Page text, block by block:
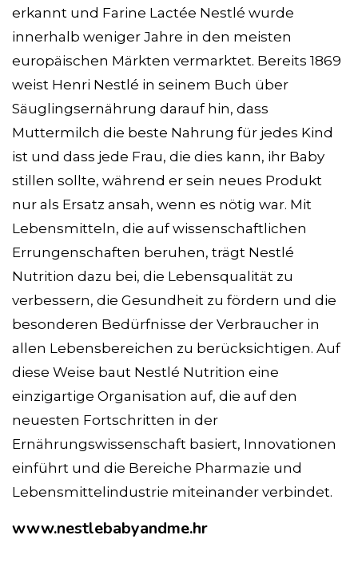
erkannt und Farine Lactée Nestlé wurde
innerhalb weniger Jahre in den meisten
europäischen Märkten vermarktet. Bereits 1869
weist Henri Nestlé in seinem Buch über
Säuglingsernährung darauf hin, dass
Muttermilch die beste Nahrung für jedes Kind
ist und dass jede Frau, die dies kann, ihr Baby
stillen sollte, während er sein neues Produkt
nur als Ersatz ansah, wenn es nötig war. Mit
Lebensmitteln, die auf wissenschaftlichen
Errungenschaften beruhen, trägt Nestlé
Nutrition dazu bei, die Lebensqualität zu
verbessern, die Gesundheit zu fördern und die
besonderen Bedürfnisse der Verbraucher in
allen Lebensbereichen zu berücksichtigen. Auf
diese Weise baut Nestlé Nutrition eine
einzigartige Organisation auf, die auf den
neuesten Fortschritten in der
Ernährungswissenschaft basiert, Innovationen
einführt und die Bereiche Pharmazie und
Lebensmittelindustrie miteinander verbindet.
www.nestlebabyandme.hr